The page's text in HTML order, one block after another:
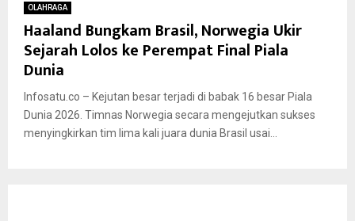
OLAHRAGA
Haaland Bungkam Brasil, Norwegia Ukir
Sejarah Lolos ke Perempat Final Piala
Dunia
Infosatu.co – Kejutan besar terjadi di babak 16 besar Piala
Dunia 2026. Timnas Norwegia secara mengejutkan sukses
menyingkirkan tim lima kali juara dunia Brasil usai...